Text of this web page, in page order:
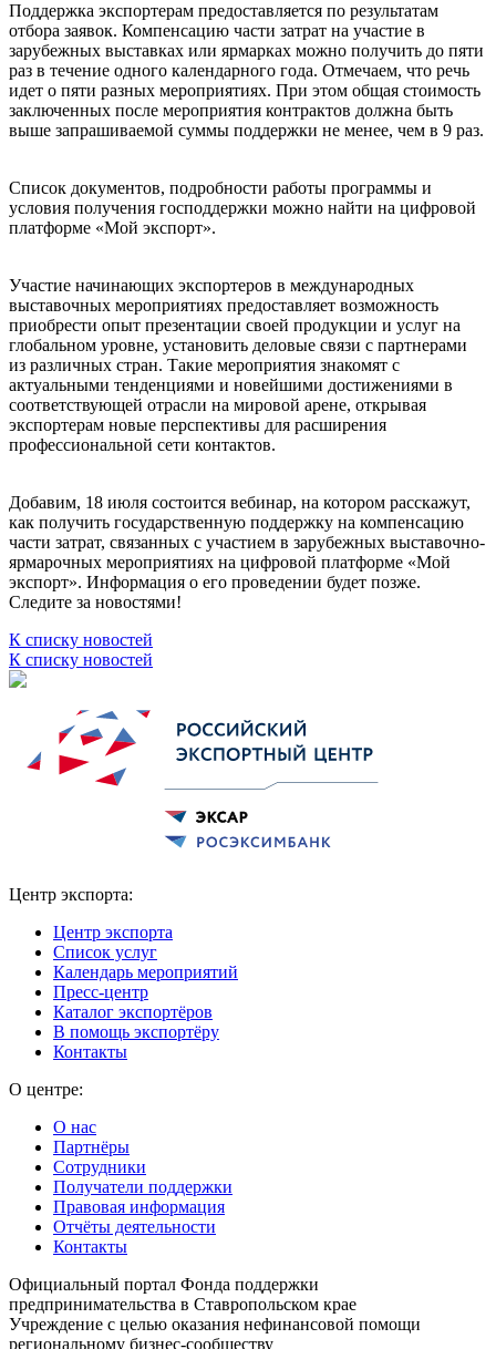
Поддержка экспортерам предоставляется по результатам
отбора заявок. Компенсацию части затрат на участие в
зарубежных выставках или ярмарках можно получить до пяти
раз в течение одного календарного года. Отмечаем, что речь
идет о пяти разных мероприятиях. При этом общая стоимость
заключенных после мероприятия контрактов должна быть
выше запрашиваемой суммы поддержки не менее, чем в 9 раз.
Список документов, подробности работы программы и
условия получения господдержки можно найти на цифровой
платформе «Мой экспорт».
Участие начинающих экспортеров в международных
выставочных мероприятиях предоставляет возможность
приобрести опыт презентации своей продукции и услуг на
глобальном уровне, установить деловые связи с партнерами
из различных стран. Такие мероприятия знакомят с
актуальными тенденциями и новейшими достижениями в
соответствующей отрасли на мировой арене, открывая
экспортерам новые перспективы для расширения
профессиональной сети контактов.
Добавим, 18 июля состоится вебинар, на котором расскажут,
как получить государственную поддержку на компенсацию
части затрат, связанных с участием в зарубежных выставочно-
ярмарочных мероприятиях на цифровой платформе «Мой
экспорт». Информация о его проведении будет позже.
Следите за новостями!
К списку новостей
К списку новостей
Центр экспорта:
Центр экспорта
Список услуг
Календарь мероприятий
Пресс-центр
Каталог экспортёров
В помощь экспортёру
Контакты
О центре:
О нас
Партнёры
Сотрудники
Получатели поддержки
Правовая информация
Отчёты деятельности
Контакты
Официальный портал Фонда поддержки
предпринимательства в Ставропольском крае
Учреждение с целью оказания нефинансовой помощи
региональному бизнес-сообществу